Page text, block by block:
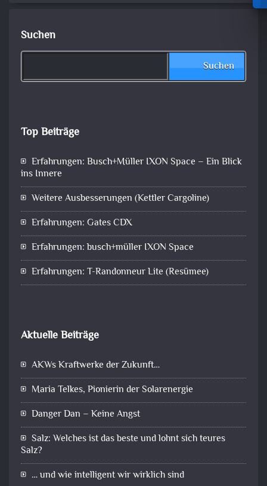
Suchen
Suchen
Top Beiträge
Erfahrungen: Busch+Müller IXON Space – Ein Blick
ins Innere
Weitere Ausbesserungen (Kettler Cargoline)
Erfahrungen: Gates CDX
Erfahrungen: busch+müller IXON Space
Erfahrungen: T-Randonneur Lite (Resümee)
Aktuelle Beiträge
AKWs Kraftwerke der Zukunft…
Maria Telkes, Pionierin der Solarenergie
Danger Dan – Keine Angst
Salz: Welches ist das beste und lohnt sich teures
Salz?
… und wie intelligent wir wirklich sind